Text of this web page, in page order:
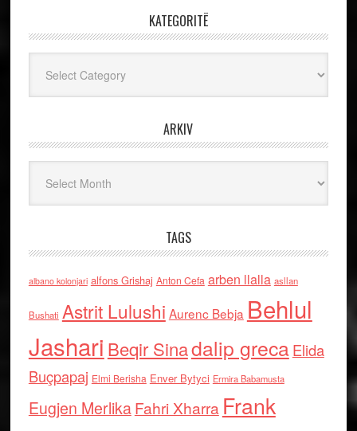
KATEGORITË
ARKIV
TAGS
albano kolonjari alfons Grishaj Anton Cefa arben llalla asllan
Bushati Astrit Lulushi Aurenc Bebja Behlul
Jashari Beqir Sinadalip grecaElida
Buçpapaj Elmi Berisha Enver Bytyci Ermira Babamusta
Eugjen MerlikaFahri Xharra Frank